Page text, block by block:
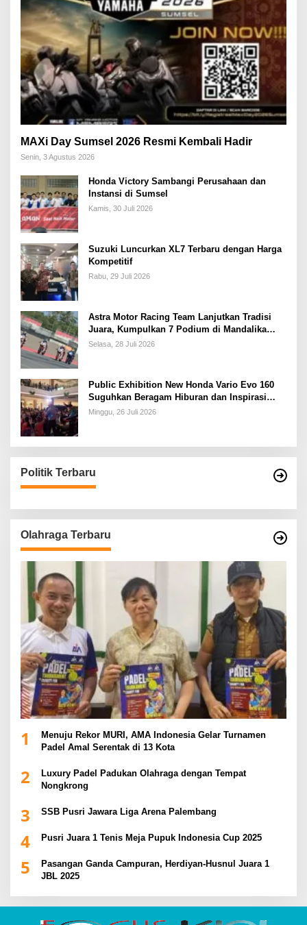
MAXi Day Sumsel 2026 Resmi Kembali Hadir
Senin, 3 Agustus 2026
Honda Victory Sambangi Perusahaan dan
Instansi di Sumsel
Kamis, 30 Juli 2026
Suzuki Luncurkan XL7 Terbaru dengan Harga
Kompetitif
Rabu, 29 Juli 2026
Astra Motor Racing Team Lanjutkan Tradisi
Juara, Kumpulkan 7 Podium di Mandalika
Racing Series Putaran ke 3
Selasa, 28 Juli 2026
Public Exhibition New Honda Vario Evo 160
Suguhkan Beragam Hiburan dan Inspirasi
Modifikasi
Minggu, 26 Juli 2026
Politik Terbaru
Olahraga Terbaru
1
Menuju Rekor MURI, AMA Indonesia Gelar Turnamen
Padel Amal Serentak di 13 Kota
2
Luxury Padel Padukan Olahraga dengan Tempat
Nongkrong
3 SSB Pusri Jawara Liga Arena Palembang
4 Pusri Juara 1 Tenis Meja Pupuk Indonesia Cup 2025
5
Pasangan Ganda Campuran, Herdiyan-Husnul Juara 1
JBL 2025